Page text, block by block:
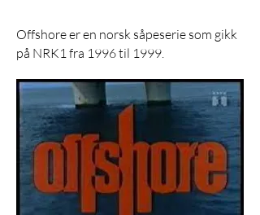
Offshore er en norsk såpeserie som gikk
på NRK1 fra 1996 til 1999.